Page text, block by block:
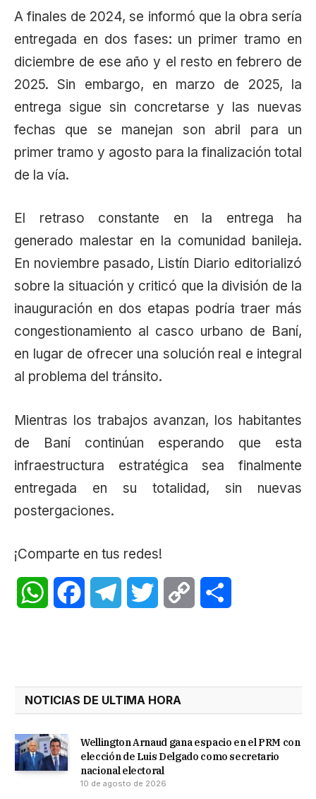
A finales de 2024, se informó que la obra sería
entregada en dos fases: un primer tramo en
diciembre de ese año y el resto en febrero de
2025. Sin embargo, en marzo de 2025, la
entrega sigue sin concretarse y las nuevas
fechas que se manejan son abril para un
primer tramo y agosto para la finalización total
de la vía.
El retraso constante en la entrega ha
generado malestar en la comunidad banileja.
En noviembre pasado, Listín Diario editorializó
sobre la situación y criticó que la división de la
inauguración en dos etapas podría traer más
congestionamiento al casco urbano de Baní,
en lugar de ofrecer una solución real e integral
al problema del tránsito.
Mientras los trabajos avanzan, los habitantes
de Baní continúan esperando que esta
infraestructura estratégica sea finalmente
entregada en su totalidad, sin nuevas
postergaciones.
¡Comparte en tus redes!
WhatsAppFacebookTelegramTwitter Copy
NOTICIAS DE ULTIMA HORA
Wellington Arnaud gana espacio en el PRM con
elección de Luis Delgado como secretario
nacional electoral
10 de agosto de 2026